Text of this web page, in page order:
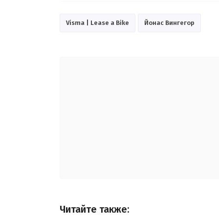
Visma | Lease a Bike Йонас Вингегор
Читайте также: